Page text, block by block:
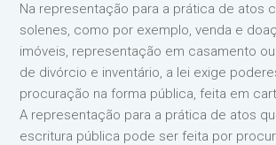
Na representação para a prática de atos
solenes, como por exemplo, venda e
imóveis, representação em casamento
de divórcio e inventário, a lei exige
procuração na forma pública, feita em
A representação para a prática de atos
escritura pública pode ser feita por